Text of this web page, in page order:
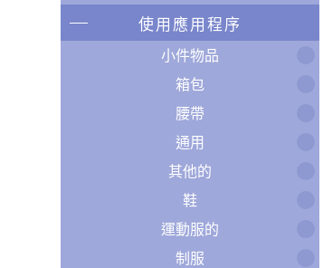
使用應用程序
小件物品
箱包
腰帶
通用
其他的
鞋
運動服的
制服